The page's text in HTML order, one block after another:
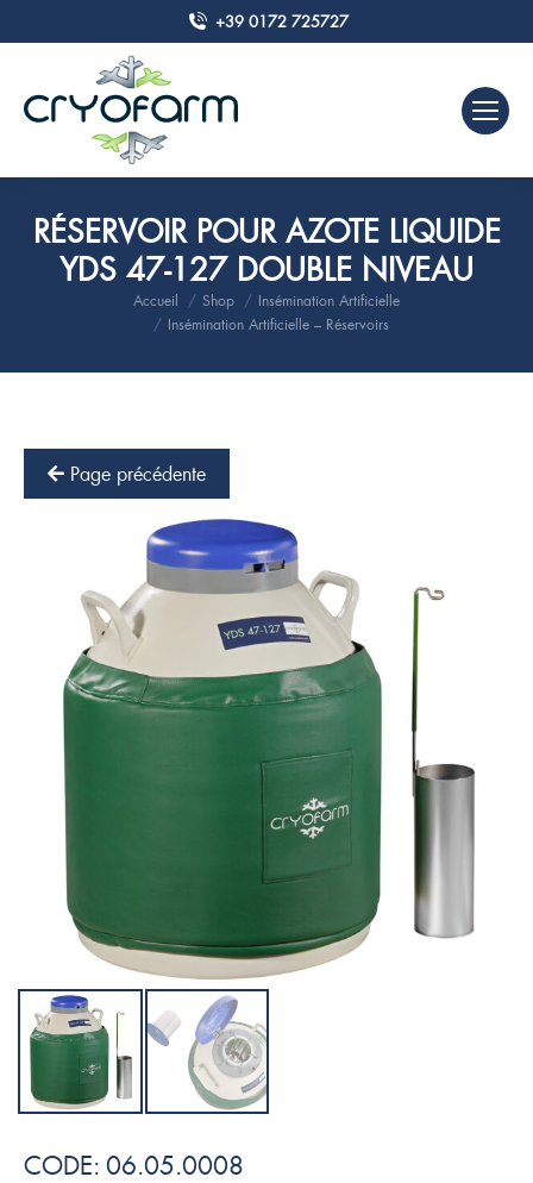
+39 0172 725727
RÉSERVOIR POUR AZOTE LIQUIDE
YDS 47-127 DOUBLE NIVEAU
Vous êtes ici :Accueil Shop
Insémination Artificielle
Insémination Artificielle – Réservoirs
Page précédente
CODE: 06.05.0008